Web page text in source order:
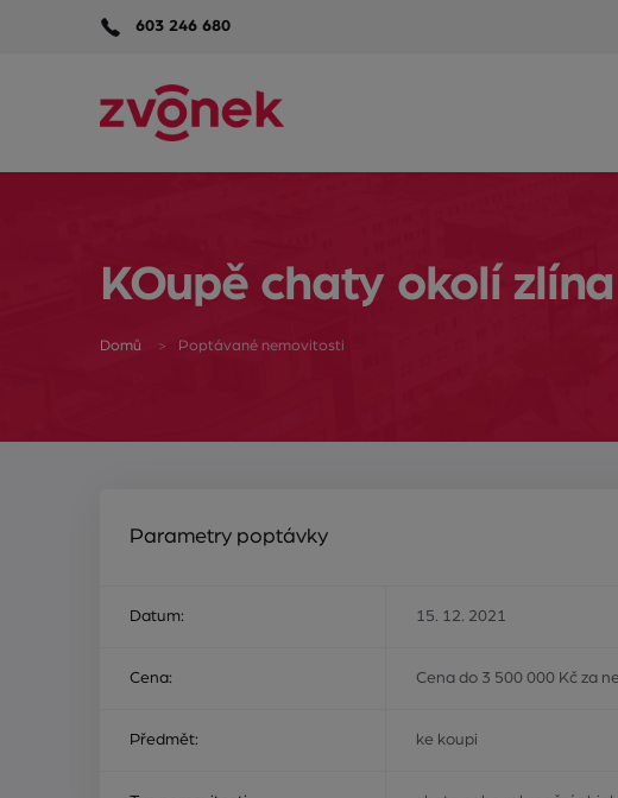
603 246 680
KOupě chaty okolí zlína
Domů Poptávané nemovitosti
Parametry poptávky
Datum: 15. 12. 2021
Cena: Cena do 3 500 000 Kč za
Předmět: ke koupi